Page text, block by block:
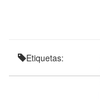
Etiquetas: